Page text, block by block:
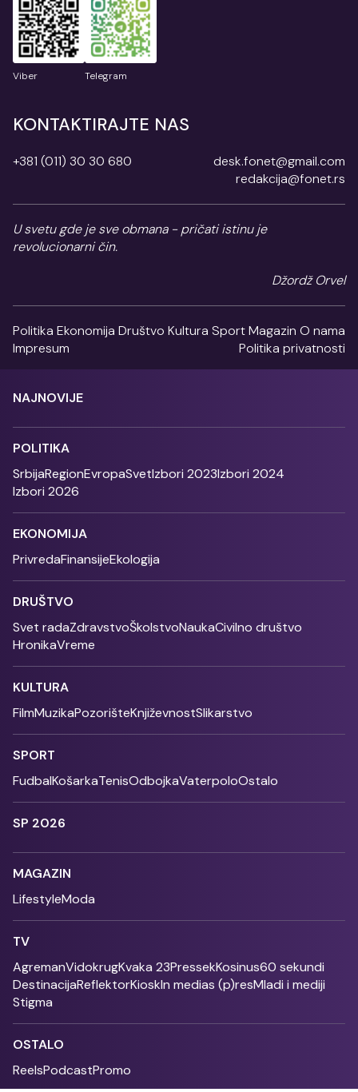
Viber Telegram
KONTAKTIRAJTE NAS
+381 (011) 30 30 680
desk.fonet@gmail.com
redakcija@fonet.rs
U svetu gde je sve obmana - pričati istinu je
revolucionarni čin.
Džordž Orvel
Politika Ekonomija Društvo Kultura SportMagazin O nama
Impresum
Politika privatnosti
NAJNOVIJE
POLITIKA
SrbijaRegionEvropaSvetIzbori 2023Izbori 2024
Izbori 2026
EKONOMIJA
PrivredaFinansijeEkologija
DRUŠTVO
Svet radaZdravstvoŠkolstvoNaukaCivilno društvo
HronikaVreme
KULTURA
FilmMuzikaPozorišteKnjiževnostSlikarstvo
SPORT
FudbalKošarkaTenisOdbojkaVaterpoloOstalo
SP 2026
MAGAZIN
LifestyleModa
TV
AgremanVidokrugKvaka 23PressekKosinus60 sekundi
DestinacijaReflektorKioskIn medias (p)resMladi i mediji
Stigma
OSTALO
ReelsPodcastPromo